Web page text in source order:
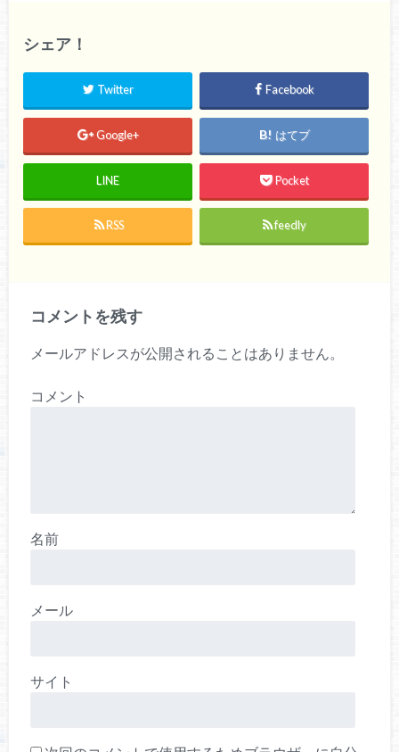
シェア！
Twitter Facebook
Google+ はてブ
LINE Pocket
RSS feedly
コメントを残す
メールアドレスが公開されることはありません。
コメント
名前
メール
サイト